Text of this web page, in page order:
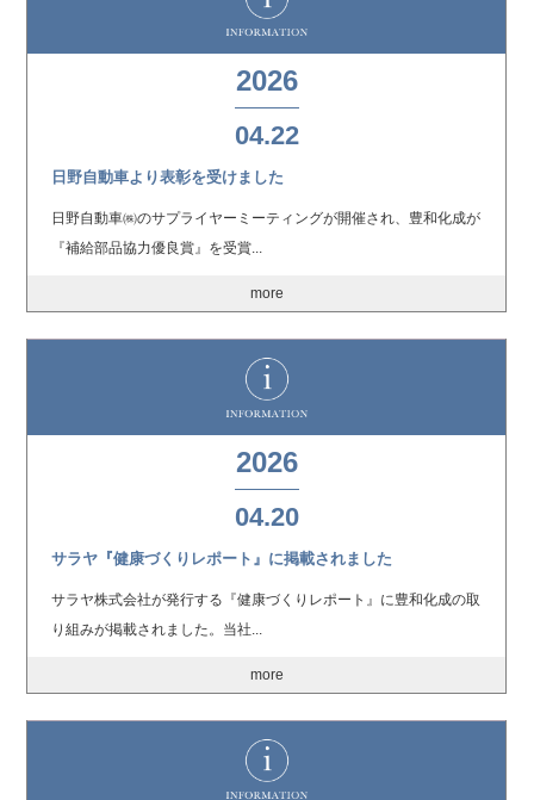
2026
04.22
日野自動車より表彰を受けました
日野自動車㈱のサプライヤーミーティングが開催され、豊和化成が
『補給部品協力優良賞』を受賞...
more
2026
04.20
サラヤ『健康づくりレポート』に掲載されました
サラヤ株式会社が発行する『健康づくりレポート』に豊和化成の取
り組みが掲載されました。当社...
more